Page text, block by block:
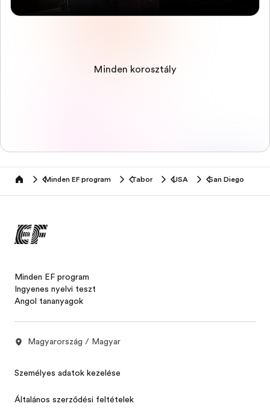
Minden korosztály
home Minden EF program Tabor USA San Diego
Minden EF program
Ingyenes nyelvi teszt
Angol tananyagok
Magyarország / Magyar
Személyes adatok kezelése
Általános szerződési feltételek